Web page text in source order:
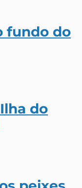
fundo do
do